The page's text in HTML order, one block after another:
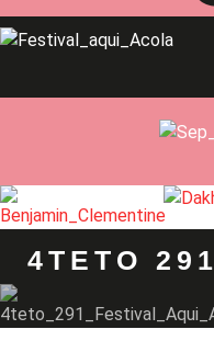
4TETO 291